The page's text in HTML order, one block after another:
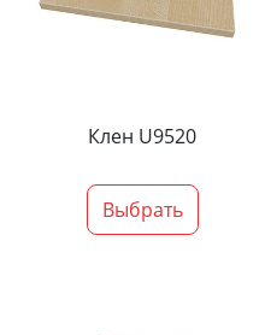
Клен U9520
Выбрать